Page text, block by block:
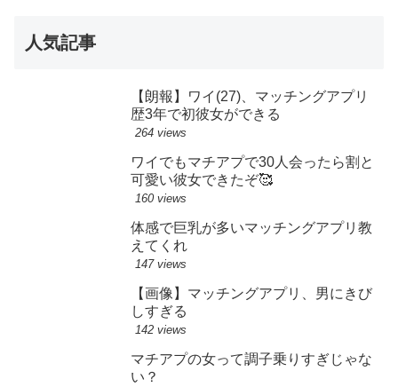
人気記事
【朗報】ワイ(27)、マッチングアプリ
歴3年で初彼女ができる
264 views
ワイでもマチアプで30人会ったら割と
可愛い彼女できたぞ🥰
160 views
体感で巨乳が多いマッチングアプリ教
えてくれ
147 views
【画像】マッチングアプリ、男にきび
しすぎる
142 views
マチアプの女って調子乗りすぎじゃな
い？